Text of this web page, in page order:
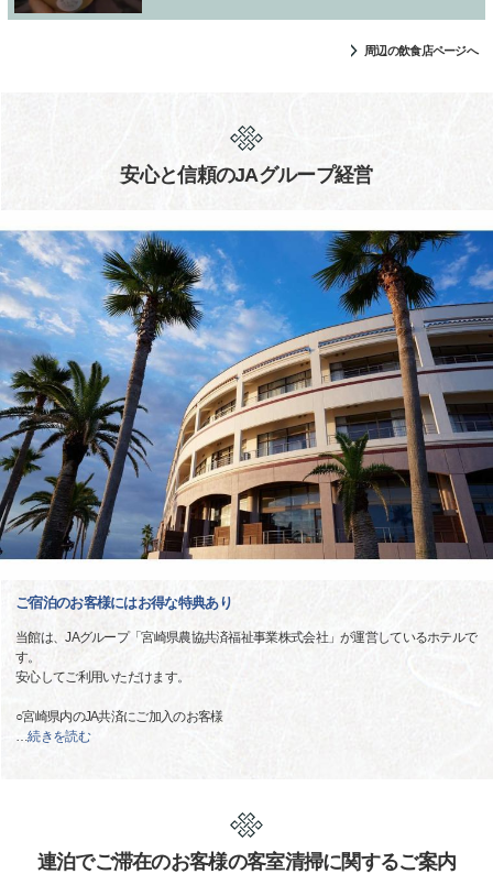
周辺の飲食店ページへ
安心と信頼のJAグループ経営
ご宿泊のお客様にはお得な特典あり
当館は、JAグループ「宮崎県農協共済福祉事業株式会社」が運営しているホテルで
す。
安心してご利用いただけます。
○宮崎県内のJA共済にご加入のお客様
…続きを読む
連泊でご滞在のお客様の客室清掃に関するご案内